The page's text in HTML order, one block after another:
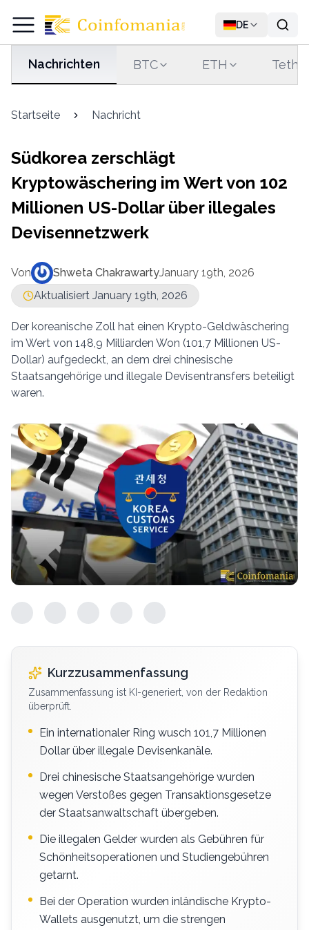
DE
Nachrichten BTC ETH
Startseite Nachricht
Südkorea zerschlägt
Kryptowäschering im Wert von 102
Millionen US-Dollar über illegales
Devisennetzwerk
Von Shweta ChakrawartyJanuary 19th, 2026
Aktualisiert January 19th, 2026
Der koreanische Zoll hat einen Krypto-Geldwäschering
im Wert von 148,9 Milliarden Won (101,7 Millionen US-
Dollar) aufgedeckt, an dem drei chinesische
Staatsangehörige und illegale Devisentransfers beteiligt
waren.
Kurzzusammenfassung
Zusammenfassung ist KI-generiert, von der Redaktion
überprüft.
Ein internationaler Ring wusch 101,7 Millionen
Dollar über illegale Devisenkanäle.
Drei chinesische Staatsangehörige wurden
wegen Verstoßes gegen Transaktionsgesetze
der Staatsanwaltschaft übergeben.
Die illegalen Gelder wurden als Gebühren für
Schönheitsoperationen und Studiengebühren
getarnt.
Bei der Operation wurden inländische Krypto-
Wallets ausgenutzt, um die strengen